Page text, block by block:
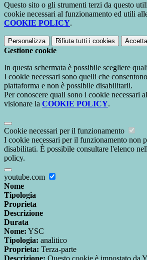
Questo sito o gli strumenti terzi da questo
cookie necessari al funzionamento ed utili
COOKIE POLICY.
Personalizza Rifiuta tutti i cookies
Gestione cookie
In questa schermata è possibile scegliere
I cookie necessari sono quelli che
piattaforma e non è possibile disabilitarli.
Per conoscere quali sono i cookie necessari
visionare la COOKIE POLICY.
Cookie necessari per il funzionamento
I cookie necessari per il funzionamento non
disabilitati. È possibile consultare l'elenco
policy.
youtube.com
Nome
Tipologia
Proprieta
Descrizione
Durata
Nome: YSC
Tipologia: analitico
Proprieta: Terza-parte